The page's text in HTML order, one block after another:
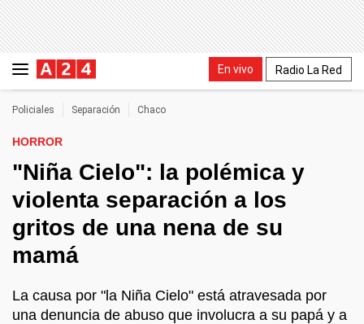
En vivo Radio La Red
Policiales Separación Chaco
HORROR
"Niña Cielo": la polémica y
violenta separación a los
gritos de una nena de su
mamá
La causa por "la Niña Cielo" está atravesada por
una denuncia de abuso que involucra a su papá y a